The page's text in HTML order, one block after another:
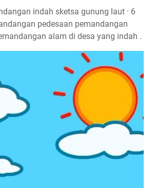
indah sketsa gunung laut · 6
pedesaan pemandangan
alam di desa yang indah .